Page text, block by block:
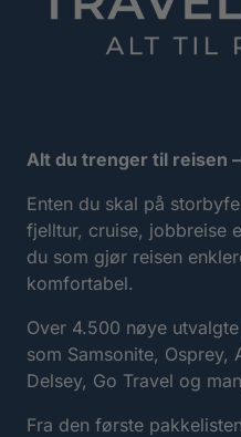
Alt du trenger til reisen
Enten du skal på
fjelltur, cruise, jobbreise
du som gjør reisen
komfortabel.
Over 4.500 nøye
som Samsonite, Osprey,
Delsey, Go Travel og
Fra den første